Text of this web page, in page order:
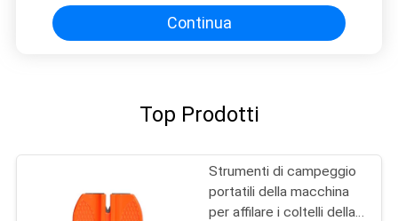
Continua
Top Prodotti
Strumenti di campeggio
portatili della macchina
per affilare i coltelli della